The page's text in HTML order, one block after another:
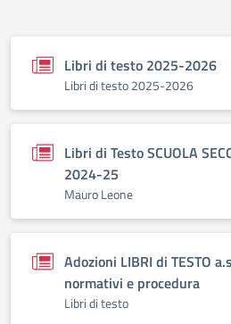
Libri di testo 2025-2026
Libri di testo 2025-2026
Libri di Testo SCUOLA
2024-25
Mauro Leone
Adozioni LIBRI di TESTO
normativi e procedura
Libri di testo